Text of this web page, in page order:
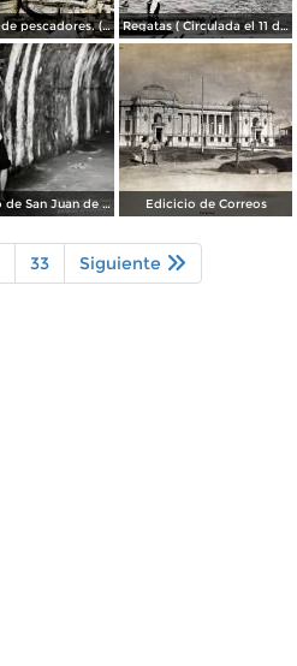
Malecon de pescadores. ( Circulada el 12 de Agosto de 1911 ). Regatas ( Circulada el 11 de Abril de 1926 ).
Calabozo de San Juan de Ulua. Edicicio de Correos
33 Siguiente